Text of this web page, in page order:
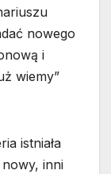
nowego
i
wiemy”
istniała
inni